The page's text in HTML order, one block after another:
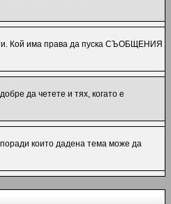
Кой има права да пуска СЪОБЩЕНИЯ
да четете и тях, когато е
които дадена тема може да